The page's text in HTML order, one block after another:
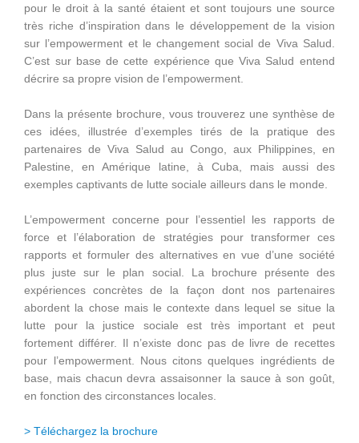
pour le droit à la santé étaient et sont toujours une source
très riche d’inspiration dans le développement de la vision
sur l’empowerment et le changement social de Viva Salud.
C’est sur base de cette expérience que Viva Salud entend
décrire sa propre vision de l’empowerment.
Dans la présente brochure, vous trouverez une synthèse de
ces idées, illustrée d’exemples tirés de la pratique des
partenaires de Viva Salud au Congo, aux Philippines, en
Palestine, en Amérique latine, à Cuba, mais aussi des
exemples captivants de lutte sociale ailleurs dans le monde.
L’empowerment concerne pour l’essentiel les rapports de
force et l’élaboration de stratégies pour transformer ces
rapports et formuler des alternatives en vue d’une société
plus juste sur le plan social. La brochure présente des
expériences concrètes de la façon dont nos partenaires
abordent la chose mais le contexte dans lequel se situe la
lutte pour la justice sociale est très important et peut
fortement différer. Il n’existe donc pas de livre de recettes
pour l’empowerment. Nous citons quelques ingrédients de
base, mais chacun devra assaisonner la sauce à son goût,
en fonction des circonstances locales.
> Téléchargez la brochure